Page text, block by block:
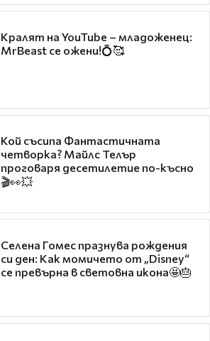
Кралят на YouTube – младоженец:
MrBeast се ожени!💍🥰
Кой съсипа Фантастичната
четворка? Майлс Телър
проговаря десетилетие по-късно
🎬👀💥
Селена Гомес празнува рождения
си ден: Как момичето от „Disney“
се превърна в световна икона🤩🎂